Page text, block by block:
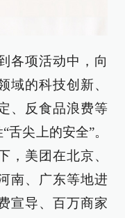
各项活动中，向
域的科技创新、
、反食品浪费等
尖上的安全”。
，美团在北京、
南、广东等地进
宣导、百万商家